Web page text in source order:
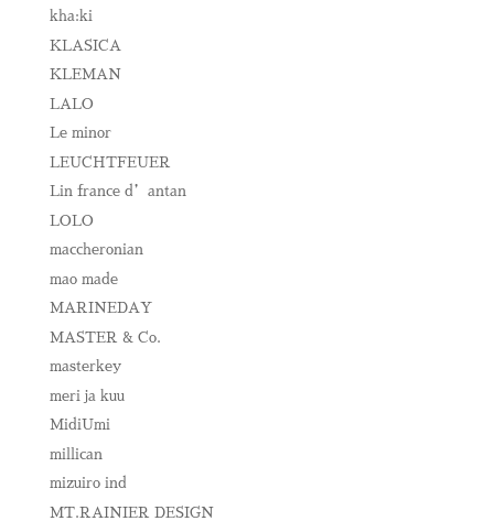
kha:ki
KLASICA
KLEMAN
LALO
Le minor
LEUCHTFEUER
Lin france d’antan
LOLO
maccheronian
mao made
MARINEDAY
MASTER & Co.
masterkey
meri ja kuu
MidiUmi
millican
mizuiro ind
MT.RAINIER DESIGN